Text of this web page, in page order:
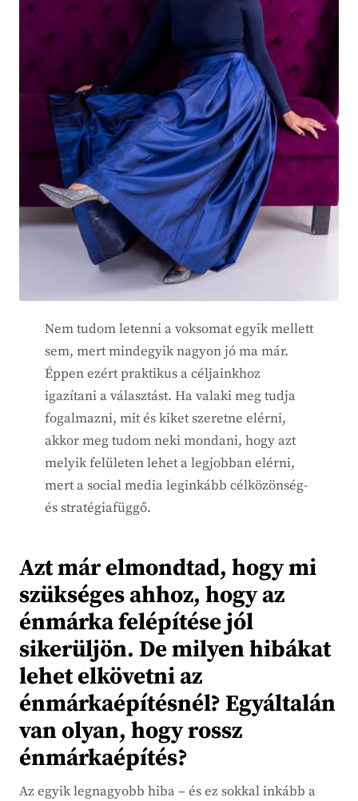
Nem tudom letenni a voksomat egyik mellett
sem, mert mindegyik nagyon jó ma már.
Éppen ezért praktikus a céljainkhoz
igazítani a választást. Ha valaki meg tudja
fogalmazni, mit és kiket szeretne elérni,
akkor meg tudom neki mondani, hogy azt
melyik felületen lehet a legjobban elérni,
mert a social media leginkább célközönség-
és stratégiafüggő.
Azt már elmondtad, hogy mi
szükséges ahhoz, hogy az
énmárka felépítése jól
sikerüljön. De milyen hibákat
lehet elkövetni az
énmárkaépítésnél? Egyáltalán
van olyan, hogy rossz
énmárkaépítés?
Az egyik legnagyobb hiba – és ez sokkal inkább a